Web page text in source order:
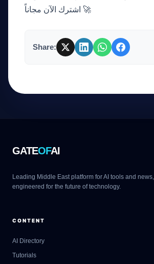
اشترك الآن مجاناً 🚀
Share:
GATEOFAI
Leading Middle East platform for AI tools and news,
engineered for the future of technology.
CONTENT
AI Directory
Tutorials